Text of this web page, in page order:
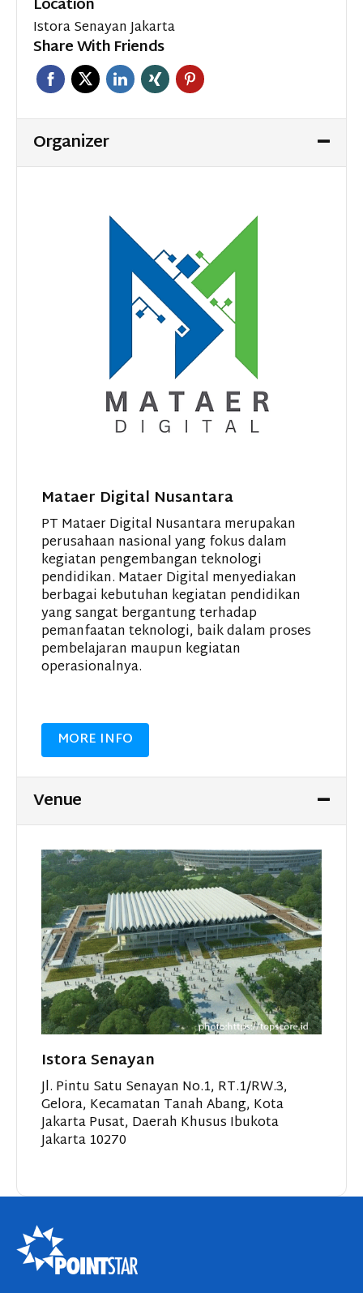
Location
Istora Senayan Jakarta
Share With Friends
Organizer
Mataer Digital Nusantara
PT Mataer Digital Nusantara merupakan
perusahaan nasional yang fokus dalam
kegiatan pengembangan teknologi
pendidikan. Mataer Digital menyediakan
berbagai kebutuhan kegiatan pendidikan
yang sangat bergantung terhadap
pemanfaatan teknologi, baik dalam proses
pembelajaran maupun kegiatan
operasionalnya.
MORE INFO
Venue
Istora Senayan
Jl. Pintu Satu Senayan No.1, RT.1/RW.3,
Gelora, Kecamatan Tanah Abang, Kota
Jakarta Pusat, Daerah Khusus Ibukota
Jakarta 10270